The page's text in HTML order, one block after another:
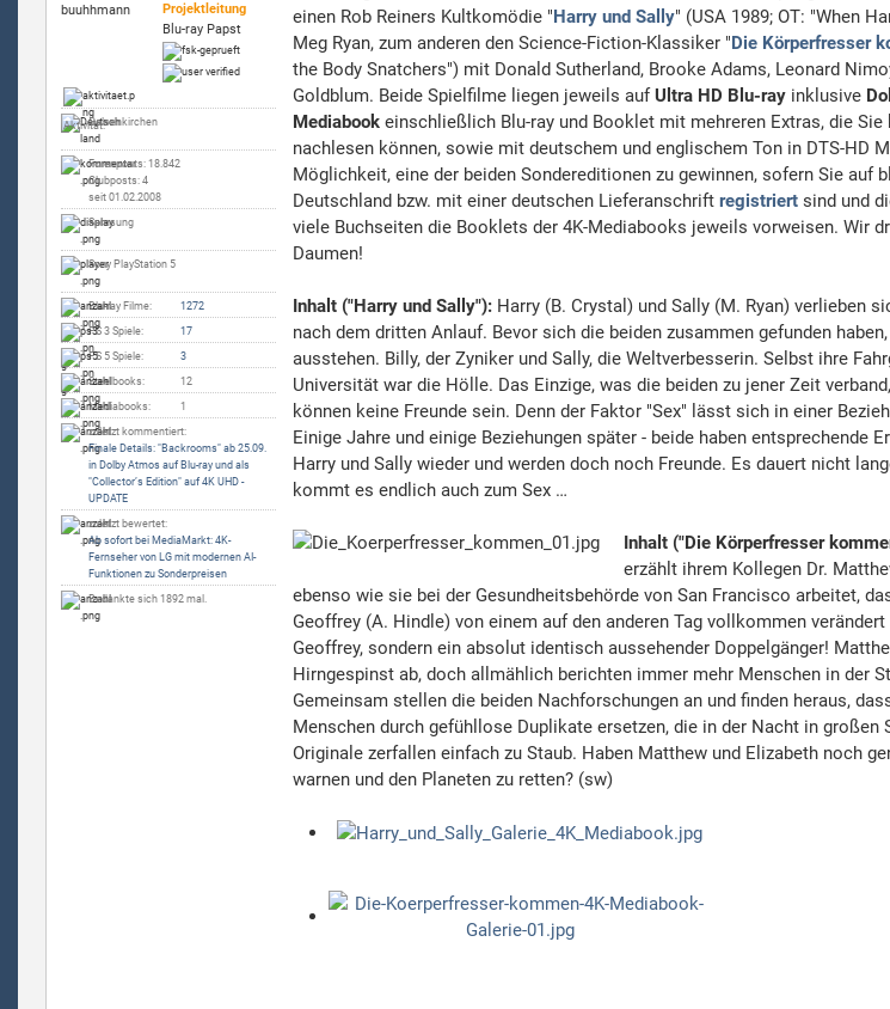
Projektleitung
Blu-ray Papst
Aktivität:Gelsenkirchen
Forenposts: 18.842
Clubposts: 4
seit 01.02.2008
Samsung
Sony PlayStation 5
Blu-ray Filme: 1272
PS 3 Spiele: 17
PS 5 Spiele: 3
Steelbooks: 12
Mediabooks: 1
zuletzt kommentiert:
Finale Details: "Backrooms" ab 25.09.
in Dolby Atmos auf Blu-ray und als
"Collector’s Edition" auf 4K UHD -
UPDATE
zuletzt bewertet:
Ab sofort bei MediaMarkt: 4K-
Fernseher von LG mit modernen AI-
Funktionen zu Sonderpreisen
Bedankte sich 1892 mal.
einen Rob Reiners Kultkomödie " Harry und Sally" (USA 1989; OT: "When
Meg Ryan, zum anderen den Science-Fiction-Klassiker " Die Körperfresser
the Body Snatchers") mit Donald Sutherland, Brooke Adams, Leonard
Goldblum. Beide Spielfilme liegen jeweils auf Ultra HD Blu-ray inklusive
Mediabook einschließlich Blu-ray und Booklet mit mehreren Extras, die
nachlesen können, sowie mit deutschem und englischem Ton in DTS-HD
Möglichkeit, eine der beiden Sondereditionen zu gewinnen, sofern Sie auf
Deutschland bzw. mit einer deutschen Lieferanschrift registriert sind und
viele Buchseiten die Booklets der 4K-Mediabooks jeweils vorweisen. Wir
Daumen!
Inhalt ("Harry und Sally"): Harry (B. Crystal) und Sally (M. Ryan) verlieben
nach dem dritten Anlauf. Bevor sich die beiden zusammen gefunden
ausstehen. Billy, der Zyniker und Sally, die Weltverbesserin. Selbst ihre
Universität war die Hölle. Das Einzige, was die beiden zu jener Zeit
können keine Freunde sein. Denn der Faktor "Sex" lässt sich in einer
Einige Jahre und einige Beziehungen später - beide haben entsprechende
Harry und Sally wieder und werden doch noch Freunde. Es dauert nicht
kommt es endlich auch zum Sex …
Inhalt ("Die Körperfresser
erzählt ihrem Kollegen Dr.
ebenso wie sie bei der Gesundheitsbehörde von San Francisco arbeitet,
Geoffrey (A. Hindle) von einem auf den anderen Tag vollkommen
Geoffrey, sondern ein absolut identisch aussehender Doppelgänger!
Hirngespinst ab, doch allmählich berichten immer mehr Menschen in der
Gemeinsam stellen die beiden Nachforschungen an und finden heraus,
Menschen durch gefühllose Duplikate ersetzen, die in der Nacht in großen
Originale zerfallen einfach zu Staub. Haben Matthew und Elizabeth noch
warnen und den Planeten zu retten? (sw)